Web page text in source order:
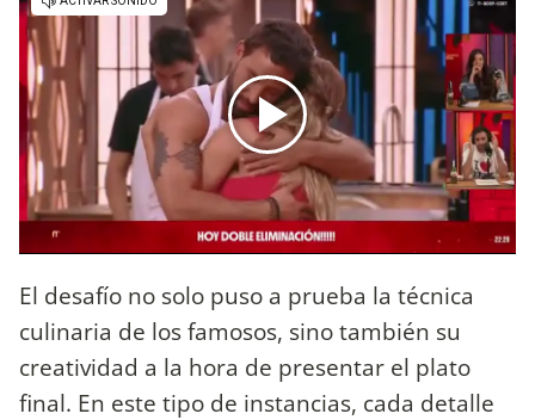
El desafío no solo puso a prueba la técnica
culinaria de los famosos, sino también su
creatividad a la hora de presentar el plato
final. En este tipo de instancias, cada detalle